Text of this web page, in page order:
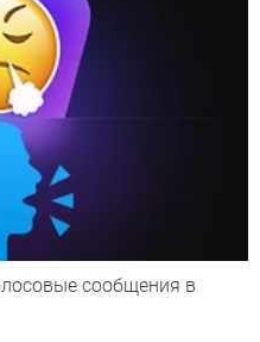
сообщения в